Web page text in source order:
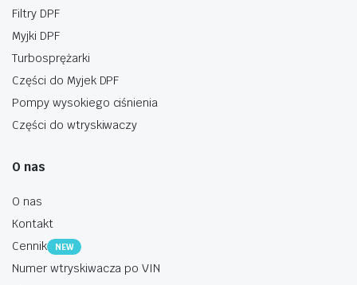
Filtry DPF
Myjki DPF
Turbosprężarki
Części do Myjek DPF
Pompy wysokiego ciśnienia
Części do wtryskiwaczy
O nas
O nas
Kontakt
Cennik
NEW
Numer wtryskiwacza po VIN